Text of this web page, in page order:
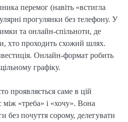
перемог (навіть «встигла
прогулянки без телефону. У
та онлайн-спільноти, де
хто проходить схожий шлях.
Онлайн-формат робить
графіку.
проявляється саме в цій
між «треба» і «хочу». Вона
без почуття сорому, делегувати